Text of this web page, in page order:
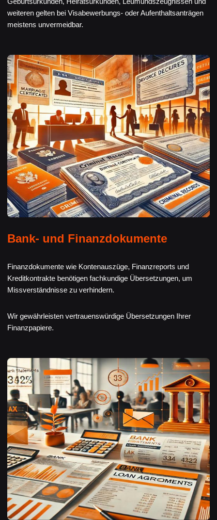
weiteren gelten bei Visabewerbungs- oder Aufenthaltsanträgen
meistens unvermeidbar.
Bank- und Finanzdokumente
Finanzdokumente wie Kontenauszüge, Finanzreports und
Kreditkontrakte benötigen fachkundige Übersetzungen, um
Missverständnisse zu verhindern.
Wir gewährleisten vertrauenswürdige Übersetzungen Ihrer
Finanzpapiere.